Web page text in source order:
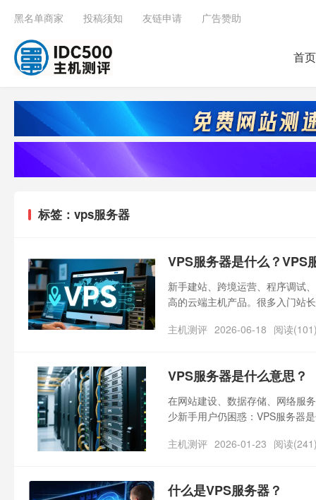
黑名单商家 投稿须知 友链申请 广告赞助
首页
标签：vps服务器
VPS服务器是什么？VPS
新手建站、跨境运营、程序调试
高的云端主机产品。很多入门站
限，适配绝大多数个人与中小型
主机测评 2026-06-18 阅读
VPS服务器是什么意思？
在网站建设、数据存储、网络服
少新手用户仍困惑：VPS服务器
主机测评 2026-01-23 阅读
什么是VPS服务器？